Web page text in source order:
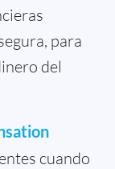
para
del
cuando